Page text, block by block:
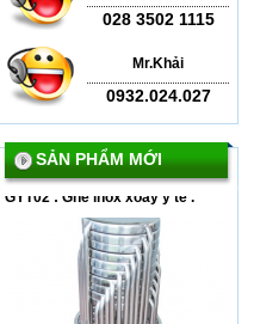
028 3502 1115
Mr.Khải
0932.024.027
SẢN PHẨM MỚI